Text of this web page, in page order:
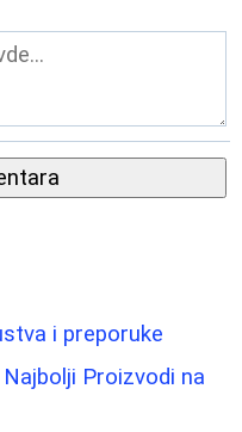
i preporuke
Proizvodi na